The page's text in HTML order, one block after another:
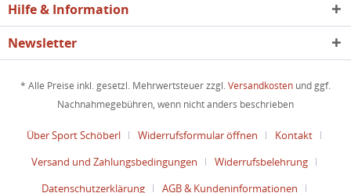
Hilfe & Information
Newsletter
* Alle Preise inkl. gesetzl. Mehrwertsteuer zzgl. Versandkosten und ggf.
Nachnahmegebühren, wenn nicht anders beschrieben
Über Sport Schöberl Widerrufsformular öffnen
Kontakt
Versand und Zahlungsbedingungen
Widerrufsbelehrung
Datenschutzerklärung
AGB & Kundeninformationen